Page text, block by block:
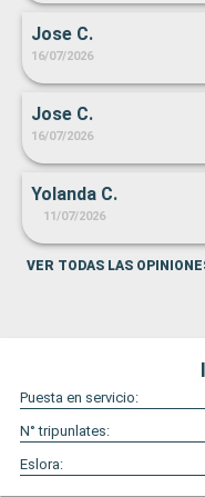
Jose C.
16/07/2026
Jose C.
16/07/2026
Yolanda C.
11/07/2026
VER TODAS LAS
Puesta en servicio:
N° tripunlates:
Eslora: